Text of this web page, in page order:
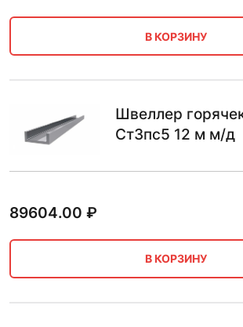
В КОРЗИНУ
Швеллер
Ст3пс5 12 м м/д
89604.00 ₽
В КОРЗИНУ